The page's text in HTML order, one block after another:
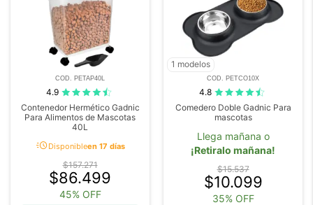
COD. PETAP40L
4.9
Contenedor Hermético Gadnic
Para Alimentos de Mascotas
40L
acuteDisponibleen 17 días
$157.271
$86.499
45% OFF
1 modelos
COD. PETCO10X
4.8
Comedero Doble Gadnic Para
mascotas
Llega mañana o
¡Retiralo mañana!
$15.537
$10.099
35% OFF